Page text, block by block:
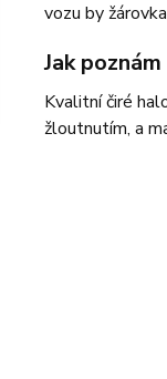
vozu by
Jak
Kvalitní čiré
žloutnutím, a